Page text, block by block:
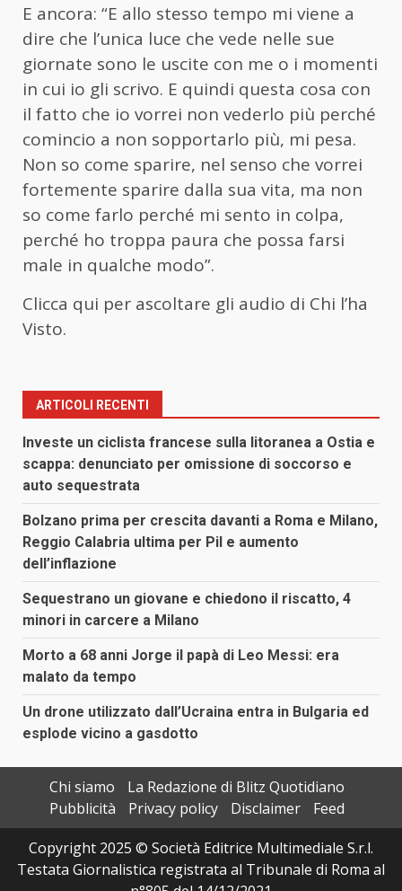
E ancora: “E allo stesso tempo mi viene a
dire che l’unica luce che vede nelle sue
giornate sono le uscite con me o i momenti
in cui io gli scrivo. E quindi questa cosa con
il fatto che io vorrei non vederlo più perché
comincio a non sopportarlo più, mi pesa.
Non so come sparire, nel senso che vorrei
fortemente sparire dalla sua vita, ma non
so come farlo perché mi sento in colpa,
perché ho troppa paura che possa farsi
male in qualche modo”.
Clicca qui per ascoltare gli audio di Chi l’ha
Visto.
ARTICOLI RECENTI
Investe un ciclista francese sulla litoranea a Ostia e
scappa: denunciato per omissione di soccorso e
auto sequestrata
Bolzano prima per crescita davanti a Roma e Milano,
Reggio Calabria ultima per Pil e aumento
dell’inflazione
Sequestrano un giovane e chiedono il riscatto, 4
minori in carcere a Milano
Morto a 68 anni Jorge il papà di Leo Messi: era
malato da tempo
Un drone utilizzato dall’Ucraina entra in Bulgaria ed
esplode vicino a gasdotto
Chi siamo
La Redazione di Blitz Quotidiano
Pubblicità
Privacy policy Disclaimer
Feed
Copyright 2025 © Società Editrice Multimediale S.r.l.
Testata Giornalistica registrata al Tribunale di Roma al